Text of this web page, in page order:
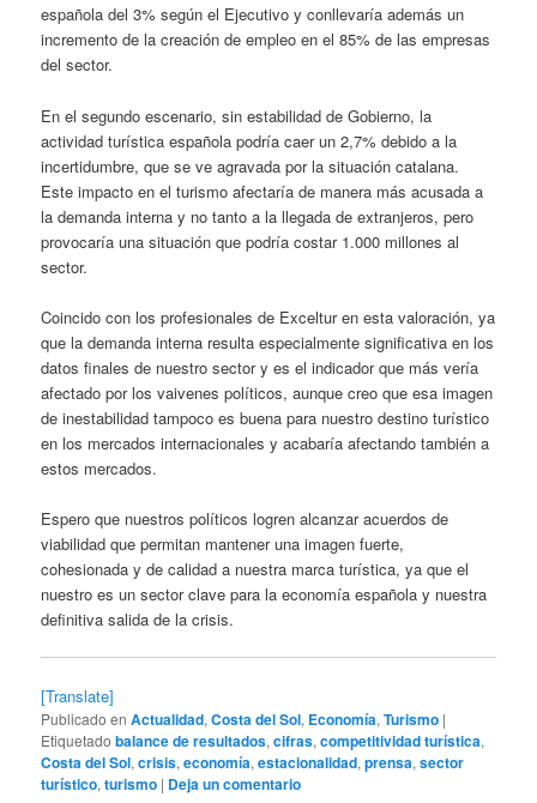
española del 3% según el Ejecutivo y conllevaría además un
incremento de la creación de empleo en el 85% de las empresas
del sector.
En el segundo escenario, sin estabilidad de Gobierno, la
actividad turística española podría caer un 2,7% debido a la
incertidumbre, que se ve agravada por la situación catalana.
Este impacto en el turismo afectaría de manera más acusada a
la demanda interna y no tanto a la llegada de extranjeros, pero
provocaría una situación que podría costar 1.000 millones al
sector.
Coincido con los profesionales de Exceltur en esta valoración, ya
que la demanda interna resulta especialmente significativa en los
datos finales de nuestro sector y es el indicador que más vería
afectado por los vaivenes políticos, aunque creo que esa imagen
de inestabilidad tampoco es buena para nuestro destino turístico
en los mercados internacionales y acabaría afectando también a
estos mercados.
Espero que nuestros políticos logren alcanzar acuerdos de
viabilidad que permitan mantener una imagen fuerte,
cohesionada y de calidad a nuestra marca turística, ya que el
nuestro es un sector clave para la economía española y nuestra
definitiva salida de la crisis.
[Translate]
Publicado en Actualidad,Costa del Sol, Economía,Turismo |
Etiquetado balance de resultados,cifras,competitividad turística,
Costa del Sol,crisis,economía,estacionalidad,prensa,sector
turístico,turismo | Deja un comentario